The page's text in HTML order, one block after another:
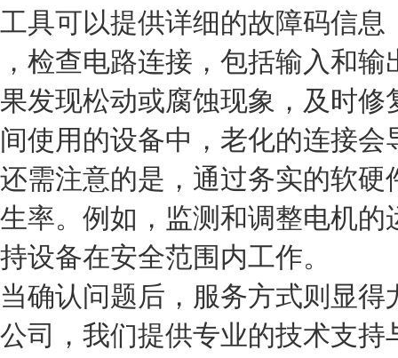
工具可以提供详细的故障码信
，检查电路连接，包括输入和
果发现松动或腐蚀现象，及时
间使用的设备中，老化的连接
还需注意的是，通过务实的软
生率。例如，监测和调整电机
持设备在安全范围内工作。
当确认问题后，服务方式则显
公司，我们提供专业的技术支